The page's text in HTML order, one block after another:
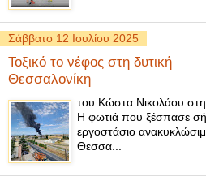
Σάββατο 12 Ιουλίου 2025
Τοξικό το νέφος στη δυτική
Θεσσαλονίκη
του Κώστα Νικολάου
Η φωτιά που ξέσπασε
εργοστάσιο
Θεσσα...